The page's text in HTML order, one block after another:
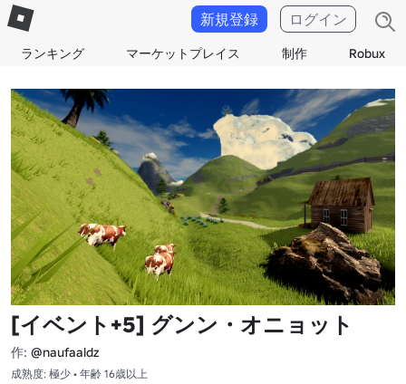
ランキング マーケットプレイス 制作 Robux
新規登録 ログイン
[イベント+5] グンン・オニョット
作: @naufaaldz
成熟度: 極少 • 年齢 16歳以上